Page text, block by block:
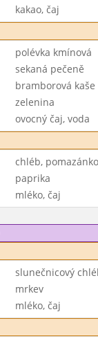
kakao, čaj
polévka kmínová
sekaná pečeně
bramborová kaše
zelenina
ovocný čaj, voda
chléb,
paprika
mléko, čaj
slunečnicový
mrkev
mléko, čaj